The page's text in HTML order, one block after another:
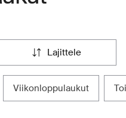
lajittele
viikonloppulaukut